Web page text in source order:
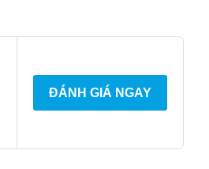
ĐÁNH GIÁ NGAY